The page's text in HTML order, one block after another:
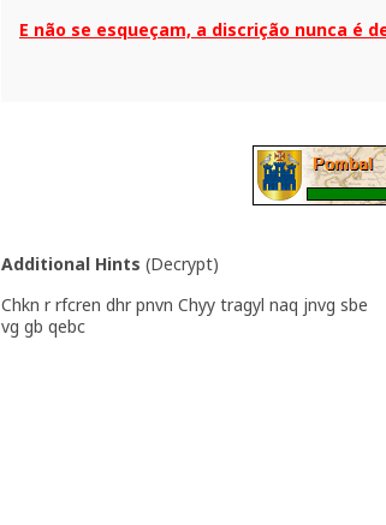
E não se esqueçam, a discrição nunca é
Additional Hints (Decrypt)
Chkn r rfcren dhr pnvn Chyy tragyl naq jnvg sbe
vg gb qebc